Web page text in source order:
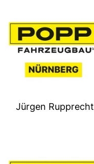
Jürgen Rupprecht